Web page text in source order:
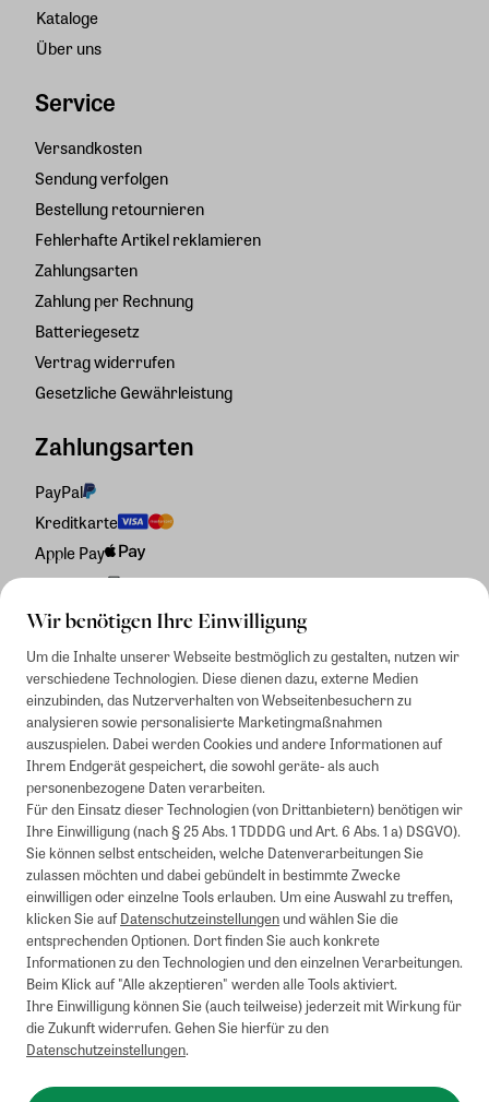
Wir benötigen Ihre Einwilligung
Um die Inhalte unserer Webseite bestmöglich zu gestalten, nutzen wir
verschiedene Technologien. Diese dienen dazu, externe Medien
einzubinden, das Nutzerverhalten von Webseitenbesuchern zu
analysieren sowie personalisierte Marketingmaßnahmen
auszuspielen. Dabei werden Cookies und andere Informationen auf
Ihrem Endgerät gespeichert, die sowohl geräte- als auch
personenbezogene Daten verarbeiten.
Für den Einsatz dieser Technologien (von Drittanbietern) benötigen wir
Ihre Einwilligung (nach § 25 Abs. 1 TDDDG und Art. 6 Abs. 1 a) DSGVO).
Sie können selbst entscheiden, welche Datenverarbeitungen Sie
zulassen möchten und dabei gebündelt in bestimmte Zwecke
einwilligen oder einzelne Tools erlauben. Um eine Auswahl zu treffen,
klicken Sie aufDatenschutzeinstellungenund wählen Sie die
entsprechenden Optionen. Dort finden Sie auch konkrete
Informationen zu den Technologien und den einzelnen Verarbeitungen.
Beim Klick auf "Alle akzeptieren" werden alle Tools aktiviert.
Ihre Einwilligung können Sie (auch teilweise) jederzeit mit Wirkung für
die Zukunft widerrufen. Gehen Sie hierfür zu den
Datenschutzeinstellungen.
Kataloge
Über uns
Service
Versandkosten
Sendung verfolgen
Bestellung retournieren
Fehlerhafte Artikel reklamieren
Zahlungsarten
Zahlung per Rechnung
Batteriegesetz
Vertrag widerrufen
Gesetzliche Gewährleistung
Zahlungsarten
PayPal
Kreditkarte
Apple Pay
Rechnung